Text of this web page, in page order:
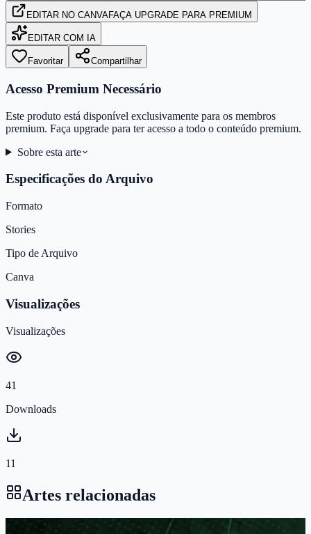
EDITAR NO CANVAFAÇA UPGRADE PARA PREMIUM
EDITAR COM IA
Favoritar Compartilhar
Acesso Premium Necessário
Este produto está disponível exclusivamente para os membros
premium. Faça upgrade para ter acesso a todo o conteúdo premium.
Sobre esta arte
Especificações do Arquivo
Formato
Stories
Tipo de Arquivo
Canva
Visualizações
Visualizações
41
Downloads
11
Artes relacionadas